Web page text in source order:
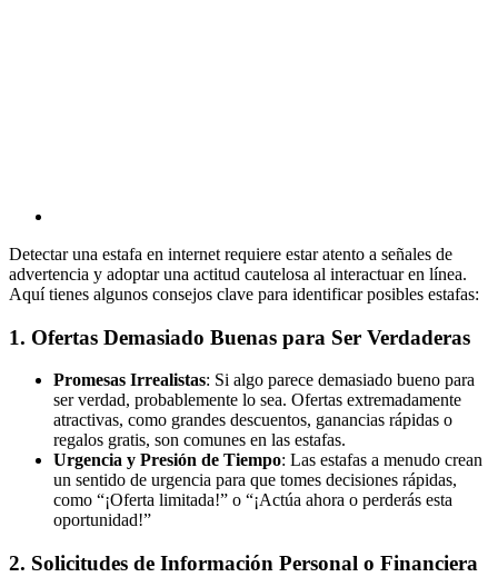
Image
Detectar una estafa en internet requiere estar atento a señales de
advertencia y adoptar una actitud cautelosa al interactuar en línea.
Aquí tienes algunos consejos clave para identificar posibles estafas:
1. Ofertas Demasiado Buenas para Ser Verdaderas
Promesas Irrealistas: Si algo parece demasiado bueno para
ser verdad, probablemente lo sea. Ofertas extremadamente
atractivas, como grandes descuentos, ganancias rápidas o
regalos gratis, son comunes en las estafas.
Urgencia y Presión de Tiempo: Las estafas a menudo crean
un sentido de urgencia para que tomes decisiones rápidas,
como “¡Oferta limitada!” o “¡Actúa ahora o perderás esta
oportunidad!”
2. Solicitudes de Información Personal o Financiera